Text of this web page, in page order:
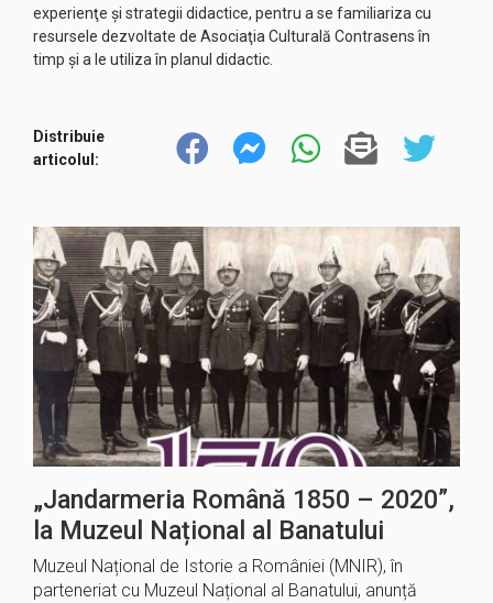
experienţe şi strategii didactice, pentru a se familiariza cu
resursele dezvoltate de Asociaţia Culturală Contrasens în
timp şi a le utiliza în planul didactic.
Distribuie
articolul:
„Jandarmeria Română 1850 – 2020”,
la Muzeul Național al Banatului
Muzeul Național de Istorie a României (MNIR), în
parteneriat cu Muzeul Național al Banatului, anunță